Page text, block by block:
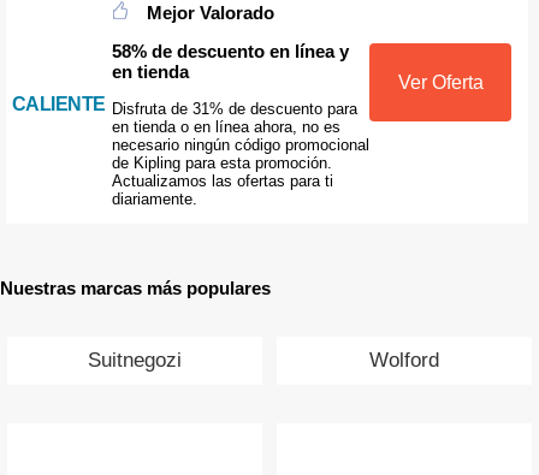
CALIENTE
Mejor Valorado
58% de descuento en línea y
en tienda
Disfruta de 31% de descuento para
en tienda o en línea ahora, no es
necesario ningún código promocional
de Kipling para esta promoción.
Actualizamos las ofertas para ti
diariamente.
Ver Oferta
Nuestras marcas más populares
Suitnegozi Wolford